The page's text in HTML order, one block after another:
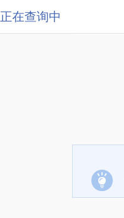
正在查询中